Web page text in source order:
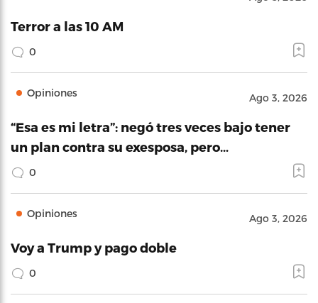
Terror a las 10 AM
0
Opiniones Ago 3, 2026
“Esa es mi letra”: negó tres veces bajo tener
un plan contra su exesposa, pero…
0
Opiniones Ago 3, 2026
Voy a Trump y pago doble
0